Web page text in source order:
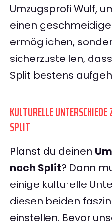
Umzugsprofi Wulf,
einen
ermöglichen,
sicherzustellen,
Split bestens
KULTURELLE
SPLIT
Planst du deinen
nach Split? Dann
einige kulturelle
diesen beiden
einstellen. Bevor